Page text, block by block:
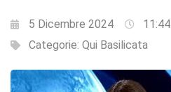
5 Dicembre 2024
11:44
Categorie: Qui Basilicata